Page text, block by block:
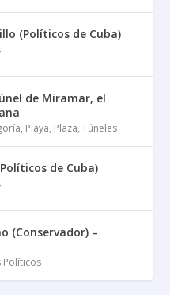
(Políticos de Cuba)
de Miramar, el
, Playa, Plaza,Túneles
de Cuba)
(Conservador) –
Políticos